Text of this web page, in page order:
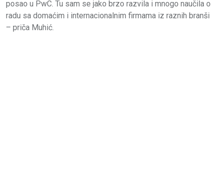
posao u PwC. Tu sam se jako brzo razvila i mnogo naučila o
radu sa domaćim i internacionalnim firmama iz raznih branši
– priča Muhić.